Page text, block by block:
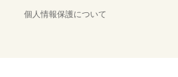
個人情報保護について